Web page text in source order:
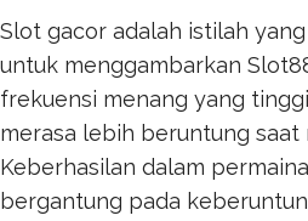
Slot gacor adalah istilah
untuk menggambarkan
frekuensi menang yang
merasa lebih beruntung saat
Keberhasilan dalam
bergantung pada